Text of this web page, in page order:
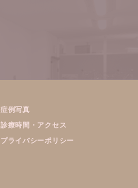
症例写真
診療時間・アクセス
プライバシーポリシー